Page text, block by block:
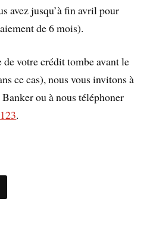
avez jusqu’à fin avril pour
de 6 mois).
de votre crédit tombe avant le
ce cas), nous vous invitons à
ou à nous téléphoner
.